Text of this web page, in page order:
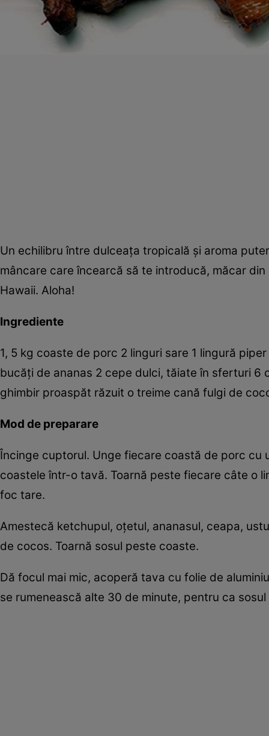
Un echilibru între dulceaţa tropicală şi aroma
mâncare care încearcă să te introducă, măcar
Hawaii. Aloha!
Ingrediente
1, 5 kg coaste de porc 2 linguri sare 1 lingură
bucăţi de ananas 2 cepe dulci, tăiate în sferturi 6
ghimbir proaspăt răzuit o treime cană fulgi de
Mod de preparare
Încinge cuptorul. Unge fiecare coastă de porc cu
coastele într-o tavă. Toarnă peste fiecare câte o
foc tare.
Amestecă ketchupul, oţetul, ananasul, ceapa,
de cocos. Toarnă sosul peste coaste.
Dă focul mai mic, acoperă tava cu folie de
se rumenească alte 30 de minute, pentru ca